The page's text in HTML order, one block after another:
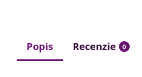
Popis Recenzie 0